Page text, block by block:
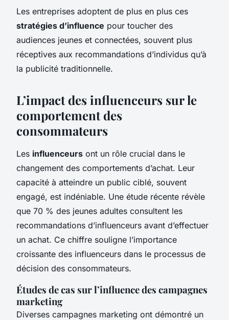
Les entreprises adoptent de plus en plus ces
stratégies d’influence pour toucher des
audiences jeunes et connectées, souvent plus
réceptives aux recommandations d’individus qu’à
la publicité traditionnelle.
L’impact des influenceurs sur le
comportement des
consommateurs
Les influenceurs ont un rôle crucial dans le
changement des comportements d’achat. Leur
capacité à atteindre un public ciblé, souvent
engagé, est indéniable. Une étude récente révèle
que 70 % des jeunes adultes consultent les
recommandations d’influenceurs avant d’effectuer
un achat. Ce chiffre souligne l’importance
croissante des influenceurs dans le processus de
décision des consommateurs.
Études de cas sur l’influence des campagnes
marketing
Diverses campagnes marketing ont démontré un